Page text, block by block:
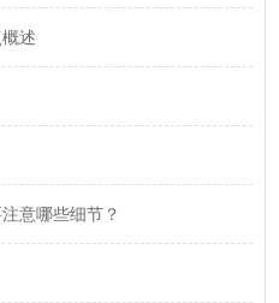
述
意哪些细节？